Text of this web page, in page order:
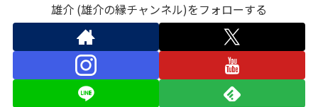
雄介 (雄介の縁チャンネル)をフォローする